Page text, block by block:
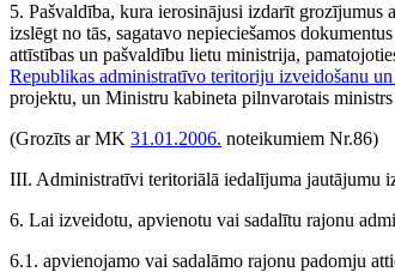
5. Pašvaldība, kura ierosinājusi izdarīt
izslēgt no tās, sagatavo nepieciešamos
attīstības un pašvaldību lietu ministrija,
Republikas administratīvo teritoriju izveidošanu
projektu, un Ministru kabineta pilnvarotais
(Grozīts ar MK 31.01.2006. noteikumiem Nr.86)
III. Administratīvi teritoriālā iedalījuma jautājumu
6. Lai izveidotu, apvienotu vai sadalītu rajonu
6.1. apvienojamo vai sadalāmo rajonu padomju